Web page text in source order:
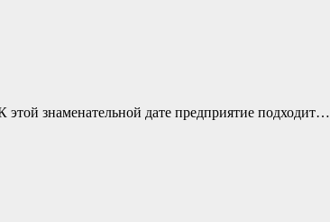
этой знаменательной дате предприятие подходит…